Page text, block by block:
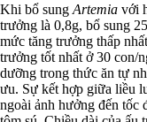
Khi bổ sung Artemia với
trưởng là 0,8g, bổ sung
mức tăng trưởng thấp
trưởng tốt nhất ở 30 con/
dưỡng trong thức ăn tự
ưu. Sự kết hợp giữa liều
ngoài ảnh hưởng đến tốc